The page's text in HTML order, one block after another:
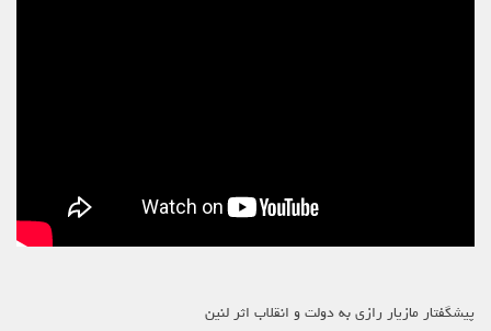
پیشگفتار مازیار رازی به دولت و انقلاب اثر لنین